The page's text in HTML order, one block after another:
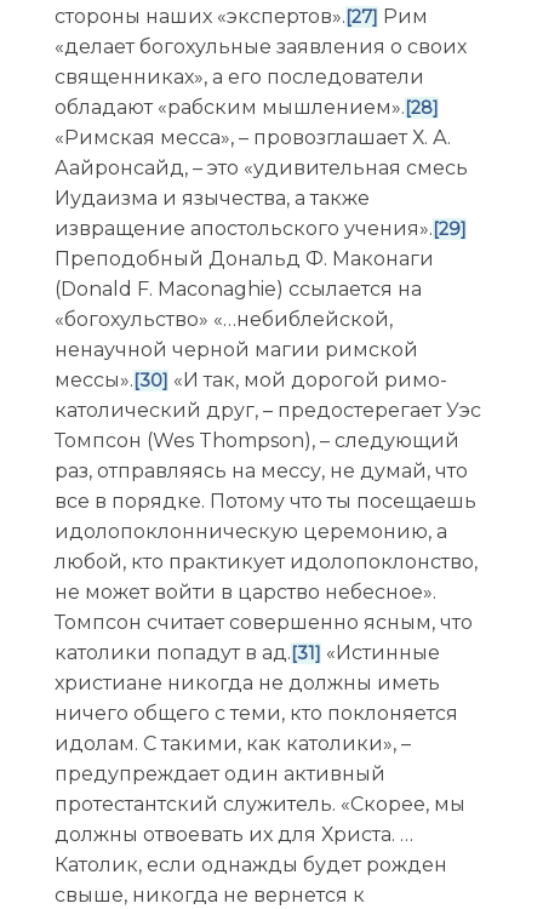
стороны наших «экспертов». [27] Рим
«делает богохульные заявления о своих
священниках», а его последователи
обладают «рабским мышлением». [28]
«Римская месса», – провозглашает Х. А.
Аайронсайд, – это «удивительная смесь
Иудаизма и язычества, а также
извращение апостольского учения». [29]
Преподобный Дональд Ф. Маконаги
(Donald F. Maconaghie) ссылается на
«богохульство» «…небиблейской,
ненаучной черной магии римской
мессы». [30] «И так, мой дорогой римо-
католический друг, – предостерегает Уэс
Томпсон (Wes Thompson), – следующий
раз, отправляясь на мессу, не думай, что
все в порядке. Потому что ты посещаешь
идолопоклонническую церемонию, а
любой, кто практикует идолопоклонство,
не может войти в царство небесное».
Томпсон считает совершенно ясным, что
католики попадут в ад. [31] «Истинные
христиане никогда не должны иметь
ничего общего с теми, кто поклоняется
идолам. С такими, как католики», –
предупреждает один активный
протестантский служитель. «Скорее, мы
должны отвоевать их для Христа. …
Католик, если однажды будет рожден
свыше, никогда не вернется к